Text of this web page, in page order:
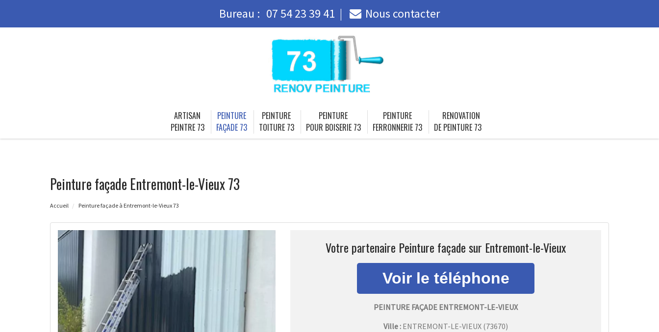
Bureau : 07 54 23 39 41 Nous contacter
ARTISAN
PEINTRE 73
PEINTURE
FAÇADE 73
PEINTURE
TOITURE 73
PEINTURE
POUR BOISERIE 73
PEINTURE
FERRONNERIE 73
RENOVATION
DE PEINTURE 73
Peinture façade Entremont-le-Vieux 73
Accueil Peinture façade à Entremont-le-Vieux 73
Votre partenaire Peinture façade sur Entremont-le-Vieux
PEINTURE FAÇADE ENTREMONT-LE-VIEUX
Ville : ENTREMONT-LE-VIEUX (73670)